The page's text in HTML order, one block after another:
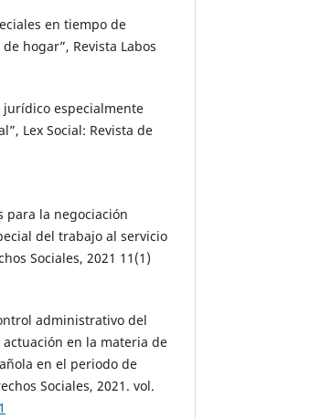
en tiempo de
hogar”, Revista Labos
jurídico especialmente
Lex Social: Revista de
para la negociación
del trabajo al servicio
Sociales, 2021 11(1)
administrativo del
en la materia de
en el periodo de
Sociales, 2021. vol.